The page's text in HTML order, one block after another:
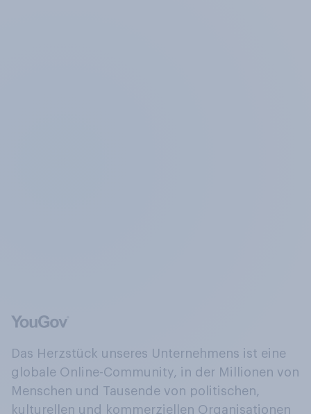
Das Herzstück unseres Unternehmens ist eine
globale Online-Community, in der Millionen von
Menschen und Tausende von politischen,
kulturellen und kommerziellen Organisationen